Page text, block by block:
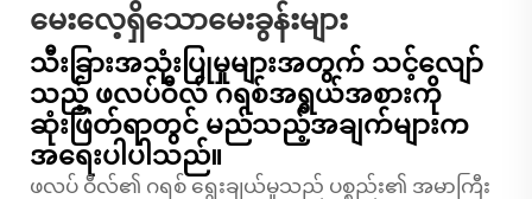
မေးလေ့ရှိသောမေးခွန်းများ
သီးခြားအသုံးပြုမှုများအတွက် သင့်လျော်
သည့် ဖလပ်ဝီလ် ဂရစ်အရွယ်အစားကို
ဆုံးဖြတ်ရာတွင် မည်သည့်အချက်များက
အရေးပါပါသည်။
ဖလပ် ဝီလ်၏ ဂရစ် ရွေးချယ်မှုသည် ပစ္စည်း၏ အမာကြီး